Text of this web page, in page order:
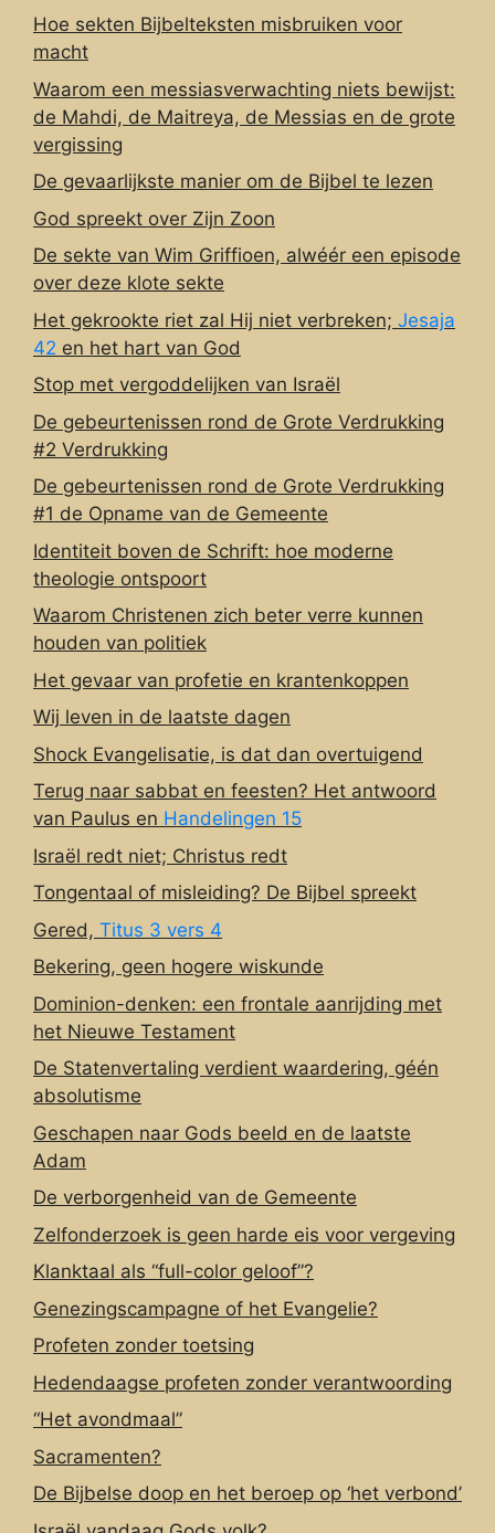
Hoe sekten Bijbelteksten misbruiken voor
macht
Waarom een messiasverwachting niets bewijst:
de Mahdi, de Maitreya, de Messias en de grote
vergissing
De gevaarlijkste manier om de Bijbel te lezen
God spreekt over Zijn Zoon
De sekte van Wim Griffioen, alwéér een episode
over deze klote sekte
Het gekrookte riet zal Hij niet verbreken; Jesaja
42 en het hart van God
Stop met vergoddelijken van Israël
De gebeurtenissen rond de Grote Verdrukking
#2 Verdrukking
De gebeurtenissen rond de Grote Verdrukking
#1 de Opname van de Gemeente
Identiteit boven de Schrift: hoe moderne
theologie ontspoort
Waarom Christenen zich beter verre kunnen
houden van politiek
Het gevaar van profetie en krantenkoppen
Wij leven in de laatste dagen
Shock Evangelisatie, is dat dan overtuigend
Terug naar sabbat en feesten? Het antwoord
van Paulus en Handelingen 15
Israël redt niet; Christus redt
Tongentaal of misleiding? De Bijbel spreekt
Gered, Titus 3 vers 4
Bekering, geen hogere wiskunde
Dominion-denken: een frontale aanrijding met
het Nieuwe Testament
De Statenvertaling verdient waardering, géén
absolutisme
Geschapen naar Gods beeld en de laatste
Adam
De verborgenheid van de Gemeente
Zelfonderzoek is geen harde eis voor vergeving
Klanktaal als “full-color geloof”?
Genezingscampagne of het Evangelie?
Profeten zonder toetsing
Hedendaagse profeten zonder verantwoording
“Het avondmaal”
Sacramenten?
De Bijbelse doop en het beroep op ‘het verbond’